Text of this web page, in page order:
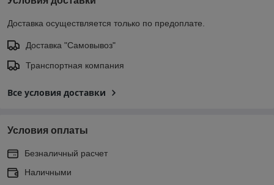
Доставка осуществляется только по предоплате.
Доставка "Самовывоз"
Транспортная компания
Все условия доставки
Условия оплаты
Безналичный расчет
Наличными